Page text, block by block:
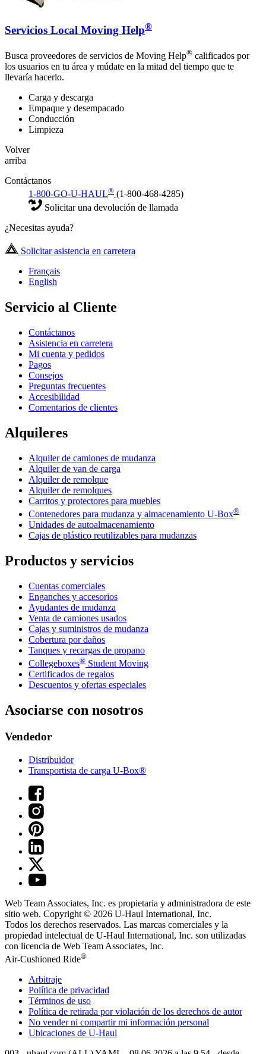
Servicios Local Moving Help®
Busca proveedores de servicios de Moving Help® calificados por
los usuarios en tu área y múdate en la mitad del tiempo que te
llevaría hacerlo.
Carga y descarga
Empaque y desempacado
Conducción
Limpieza
Volver
arriba
Contáctanos
1-800-GO-U-HAUL® (1-800-468-4285)
Solicitar una devolución de llamada
¿Necesitas ayuda?
Solicitar asistencia en carretera
Français
English
Servicio al Cliente
Contáctanos
Asistencia en carretera
Mi cuenta y pedidos
Pagos
Consejos
Preguntas frecuentes
Accesibilidad
Comentarios de clientes
Alquileres
Alquiler de camiones de mudanza
Alquiler de van de carga
Alquiler de remolque
Alquiler de remolques
Carritos y protectores para muebles
Contenedores para mudanza y almacenamiento U-Box®
Unidades de autoalmacenamiento
Cajas de plástico reutilizables para mudanzas
Productos y servicios
Cuentas comerciales
Enganches y accesorios
Ayudantes de mudanza
Venta de camiones usados
Cajas y suministros de mudanza
Cobertura por daños
Tanques y recargas de propano
Collegeboxes® Student Moving
Certificados de regalos
Descuentos y ofertas especiales
Asociarse con nosotros
Vendedor
Distribuidor
Transportista de carga U-Box®
Web Team Associates, Inc. es propietaria y administradora de este
sitio web. Copyright © 2026 U-Haul International, Inc.
Todos los derechos reservados. Las marcas comerciales y la
propiedad intelectual de U-Haul International, Inc. son utilizadas
con licencia de Web Team Associates, Inc.
Air-Cushioned Ride®
Arbitraje
Política de privacidad
Términos de uso
Política de retirada por violación de los derechos de autor
No vender ni compartir mi información personal
Ubicaciones de U-Haul